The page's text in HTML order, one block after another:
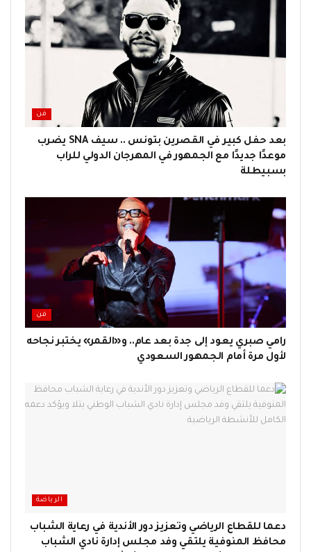
فن
بعد حفل كبير في القصرين بتونس .. سيف SNA يضرب
موعدًا جديدًا مع الجمهور في المهرجان الدولي للراب
بسبيطلة
فن
رامي صبري يعود إلى جدة بعد عام.. و«القمر» يختبر نجاحه
لأول مرة أمام الجمهور السعودي
الرياضة
دعما للقطاع الرياضي وتعزيز دور الأندية في رعاية الشباب
محافظ المنوفية يلتقي وفد مجلس إدارة نادي الشباب